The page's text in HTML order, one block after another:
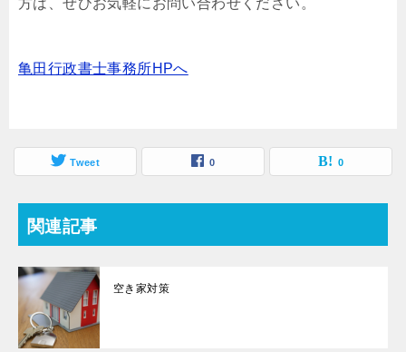
方は、ぜひお気軽にお問い合わせください。
亀田行政書士事務所HPへ
Tweet 0 0
関連記事
空き家対策